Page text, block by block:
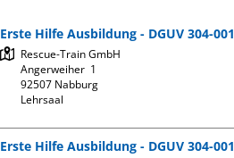
Erste Hilfe Ausbildung - DGUV 304-001
Rescue-Train GmbH
Angerweiher  1
92507 Nabburg
Lehrsaal
Erste Hilfe Ausbildung - DGUV 304-001